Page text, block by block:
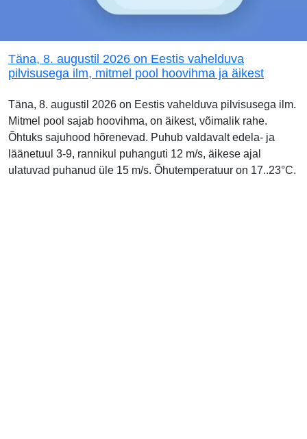
Täna, 8. augustil 2026 on Eestis vahelduva
pilvisusega ilm, mitmel pool hoovihma ja äikest
Täna, 8. augustil 2026 on Eestis vahelduva pilvisusega ilm.
Mitmel pool sajab hoovihma, on äikest, võimalik rahe.
Õhtuks sajuhood hõrenevad. Puhub valdavalt edela- ja
läänetuul 3-9, rannikul puhanguti 12 m/s, äikese ajal
ulatuvad puhanud üle 15 m/s. Õhutemperatuur on 17..23°C.